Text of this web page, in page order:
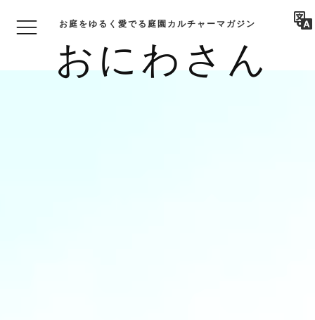
おにわさん
お庭をゆるく愛でる庭園カルチャーマガジン